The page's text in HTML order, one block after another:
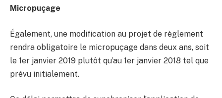
Micropuçage
Également, une modification au projet de règlement
rendra obligatoire le micropuçage dans deux ans, soit
le 1er janvier 2019 plutôt qu’au 1er janvier 2018 tel que
prévu initialement.